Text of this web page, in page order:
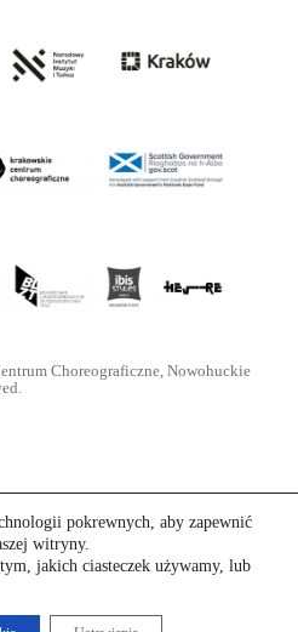
Choreograficzne, Nowohuckie
pokrewnych, aby zapewnić
witryny.
jakich ciasteczek używamy, lub